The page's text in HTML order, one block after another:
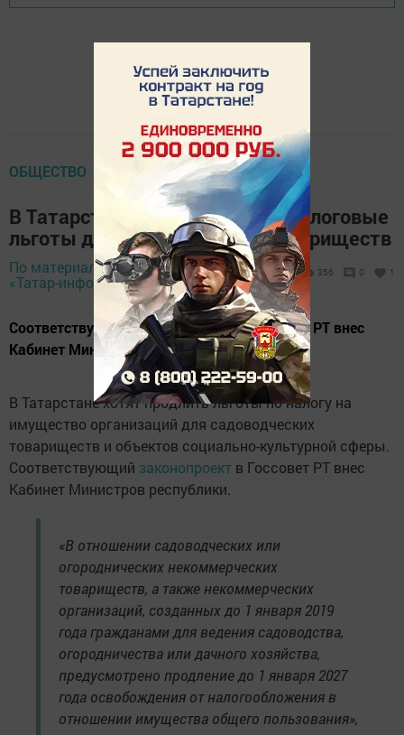
ОБЩЕСТВО
В Татарстане хотят продлить налоговые
льготы для садоводческих товариществ
По материалам ИА
«Татар-информ»,
4 июня 2025 -
10:51
356 0 1
Соответствующий законопроект в Госсовет РТ внес
Кабинет Министров республики.
В Татарстане хотят продлить льготы по налогу на
имущество организаций для садоводческих
товариществ и объектов социально-культурной сферы.
Соответствующий законопроект в Госсовет РТ внес
Кабинет Министров республики.
«В отношении садоводческих или
огороднических некоммерческих
товариществ, а также некоммерческих
организаций, созданных до 1 января 2019
года гражданами для ведения садоводства,
огородничества или дачного хозяйства,
предусмотрено продление до 1 января 2027
года освобождения от налогообложения в
отношении имущества общего пользования»,